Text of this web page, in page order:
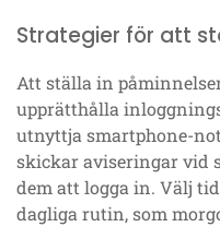
Strategier för att
Att ställa in
upprätthålla
utnyttja smartphone-
skickar aviseringar vid
dem att logga in. Välj
dagliga rutin, som